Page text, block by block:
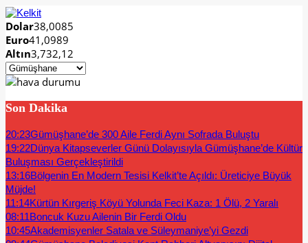
Dolar38,0085
Euro41,0989
Altın3,732,12
Son Dakika
20:23Gümüşhane’de 300 Aile Ferdi Aynı Sofrada Buluştu
19:22Dünya Kitapseverler Günü Dolayısıyla Gümüşhane’de Kültür
Buluşması Gerçekleştirildi
13:16Bölgenin En Modern Tesisi Kelkit’te Açıldı: Üreticiye Büyük
Müjde!
11:14Kürtün Kırgeriş Köyü Yolunda Feci Kaza: 1 Ölü, 2 Yaralı
08:11Boncuk Kuzu Ailenin Bir Ferdi Oldu
10:45Akademisyenler Satala ve Süleymaniye’yi Gezdi